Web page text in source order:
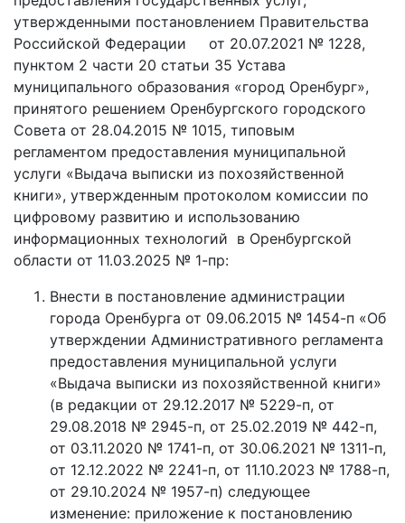
утвержденными постановлением Правительства
Российской Федерации от 20.07.2021 № 1228,
пунктом 2 части 20 статьи 35 Устава
муниципального образования «город Оренбург»,
принятого решением Оренбургского городского
Совета от 28.04.2015 № 1015, типовым
регламентом предоставления муниципальной
услуги «Выдача выписки из похозяйственной
книги», утвержденным протоколом комиссии по
цифровому развитию и использованию
информационных технологий в Оренбургской
области от 11.03.2025 № 1-пр:
Внести в постановление администрации
города Оренбурга от 09.06.2015 № 1454-п «Об
утверждении Административного регламента
предоставления муниципальной услуги
«Выдача выписки из похозяйственной книги»
(в редакции от 29.12.2017 № 5229-п, от
29.08.2018 № 2945-п, от 25.02.2019 № 442-п,
от 03.11.2020 № 1741-п, от 30.06.2021 № 1311-п,
от 12.12.2022 № 2241-п, от 11.10.2023 № 1788-п,
от 29.10.2024 № 1957-п) следующее
изменение: приложение к постановлению